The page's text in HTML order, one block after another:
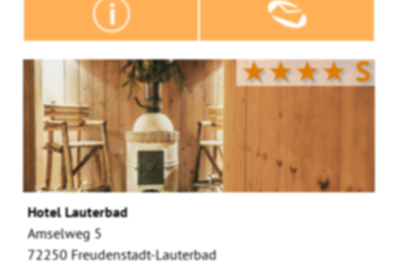
★★★★S
Hotel Lauterbad
Amselweg 5
72250 Freudenstadt-Lauterbad